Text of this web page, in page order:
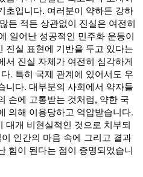
초입니다. 여러분이 약하든 강하
든 적든 상관없이 진실은 여전히
일어난 성공적인 민주화 운동이
진실 표현에 기반을 두고 있다는
서 진실 자체가 여전히 심각하게
. 특히 국제 관계에 있어서도 우
니다. 대부분의 사회에서 약자들
손에 고통받는 것처럼, 약한 국
의해 이용당하고 억압받습니다.
대개 비현실적인 것으로 치부되
인간의 마음 속에 그리고 결과
힘이 된다는 점이 증명되었습니